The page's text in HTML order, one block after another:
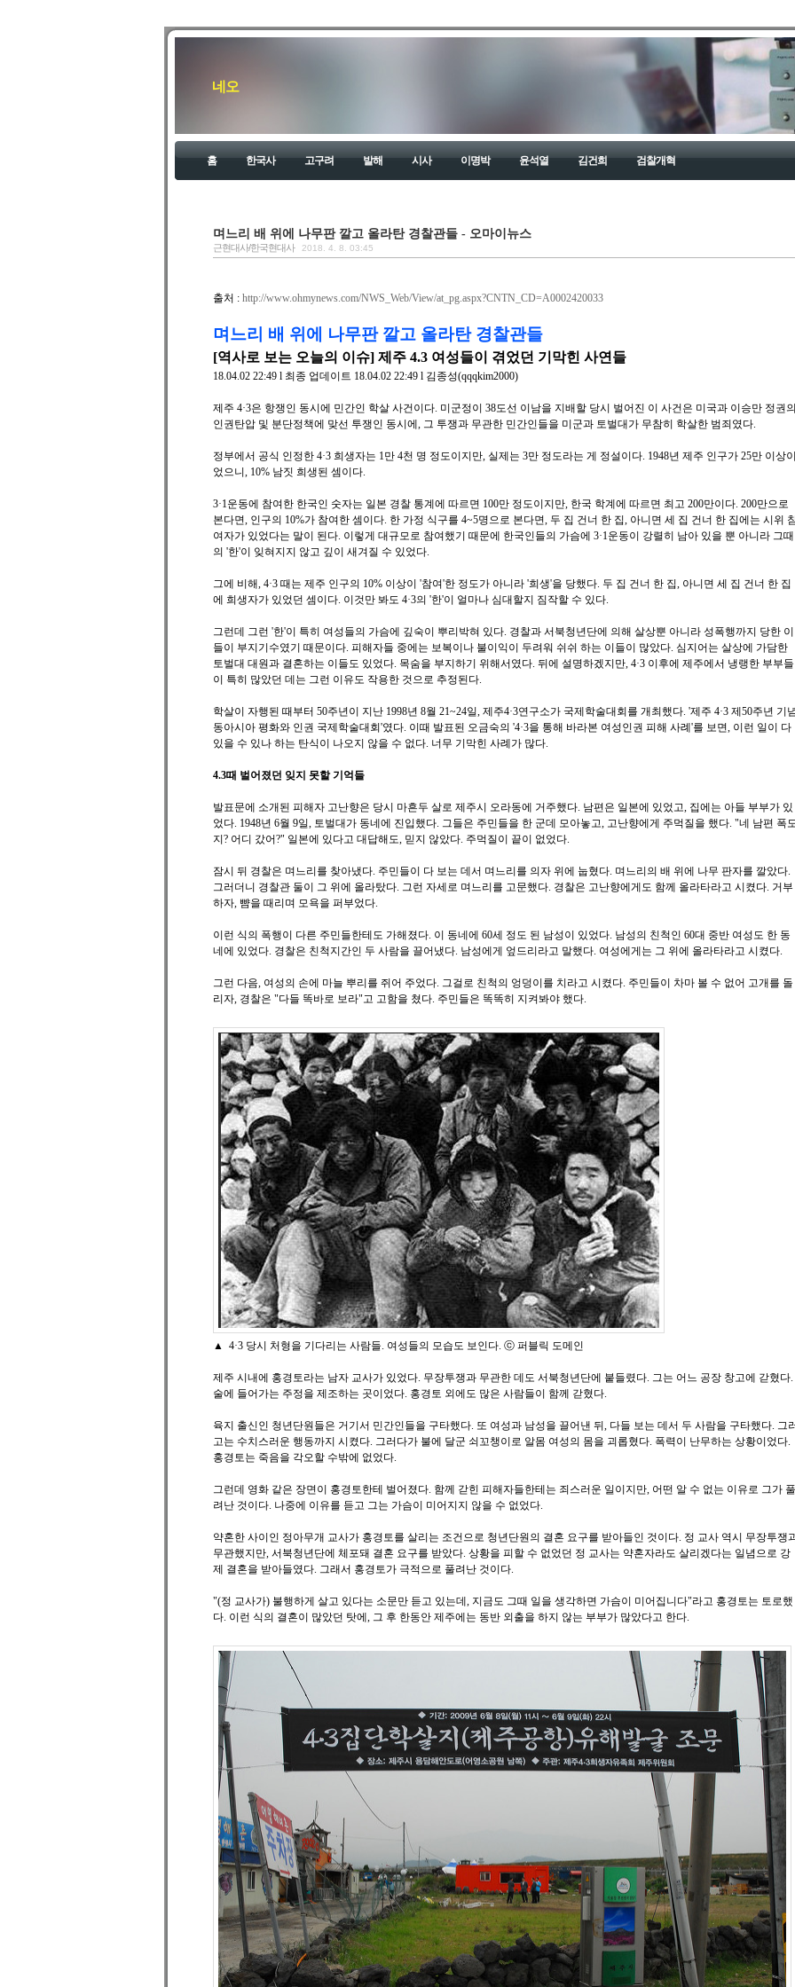
네오
홈 한국사 고구려 발해 시사 이명박 윤석열 김건희 검찰개혁
며느리 배 위에 나무판 깔고 올라탄 경찰관들 - 오마이뉴스
근현대사/한국현대사 2018. 4. 8. 03:45
출처 : http://www.ohmynews.com/NWS_Web/View/at_pg.aspx?CNTN_CD=A0002420033
며느리 배 위에 나무판 깔고 올라탄 경찰관들
[역사로 보는 오늘의 이슈] 제주 4.3 여성들이 겪었던 기막힌 사연들
18.04.02 22:49 l 최종 업데이트 18.04.02 22:49 l 김종성(qqqkim2000)
제주 4·3은 항쟁인 동시에 민간인 학살 사건이다. 미군정이 38도선 이남을 지배할 당시 벌어진 이 사건은 미국과 이승만 정권의
인권탄압 및 분단정책에 맞선 투쟁인 동시에, 그 투쟁과 무관한 민간인들을 미군과 토벌대가 무참히 학살한 범죄였다.
정부에서 공식 인정한 4·3 희생자는 1만 4천 명 정도이지만, 실제는 3만 정도라는 게 정설이다. 1948년 제주 인구가 25만 이상이
었으니, 10% 남짓 희생된 셈이다.
3·1운동에 참여한 한국인 숫자는 일본 경찰 통계에 따르면 100만 정도이지만, 한국 학계에 따르면 최고 200만이다. 200만으로
본다면, 인구의 10%가 참여한 셈이다. 한 가정 식구를 4~5명으로 본다면, 두 집 건너 한 집, 아니면 세 집 건너 한 집에는 시위
여자가 있었다는 말이 된다. 이렇게 대규모로 참여했기 때문에 한국인들의 가슴에 3·1운동이 강렬히 남아 있을 뿐 아니라 그때
의 '한'이 잊혀지지 않고 깊이 새겨질 수 있었다.
그에 비해, 4·3 때는 제주 인구의 10% 이상이 '참여'한 정도가 아니라 '희생'을 당했다. 두 집 건너 한 집, 아니면 세 집 건너 한 집
에 희생자가 있었던 셈이다. 이것만 봐도 4·3의 '한'이 얼마나 심대할지 짐작할 수 있다.
그런데 그런 '한'이 특히 여성들의 가슴에 깊숙이 뿌리박혀 있다. 경찰과 서북청년단에 의해 살상뿐 아니라 성폭행까지 당한 이
들이 부지기수였기 때문이다. 피해자들 중에는 보복이나 불이익이 두려워 쉬쉬 하는 이들이 많았다. 심지어는 살상에 가담한
토벌대 대원과 결혼하는 이들도 있었다. 목숨을 부지하기 위해서였다. 뒤에 설명하겠지만, 4·3 이후에 제주에서 냉랭한 부부들
이 특히 많았던 데는 그런 이유도 작용한 것으로 추정된다.
학살이 자행된 때부터 50주년이 지난 1998년 8월 21~24일, 제주4·3연구소가 국제학술대회를 개최했다. '제주 4·3 제50주년 기념
동아시아 평화와 인권 국제학술대회'였다. 이때 발표된 오금숙의 '4·3을 통해 바라본 여성인권 피해 사례'를 보면, 이런 일이 다
있을 수 있나 하는 탄식이 나오지 않을 수 없다. 너무 기막힌 사례가 많다.
4.3때 벌어졌던 잊지 못할 기억들
발표문에 소개된 피해자 고난향은 당시 마흔두 살로 제주시 오라동에 거주했다. 남편은 일본에 있었고, 집에는 아들 부부가 있
었다. 1948년 6월 9일, 토벌대가 동네에 진입했다. 그들은 주민들을 한 군데 모아놓고, 고난향에게 주먹질을 했다. "네 남편 폭
지? 어디 갔어?" 일본에 있다고 대답해도, 믿지 않았다. 주먹질이 끝이 없었다.
잠시 뒤 경찰은 며느리를 찾아냈다. 주민들이 다 보는 데서 며느리를 의자 위에 눕혔다. 며느리의 배 위에 나무 판자를 깔았다.
그러더니 경찰관 둘이 그 위에 올라탔다. 그런 자세로 며느리를 고문했다. 경찰은 고난향에게도 함께 올라타라고 시켰다. 거부
하자, 뺨을 때리며 모욕을 퍼부었다.
이런 식의 폭행이 다른 주민들한테도 가해졌다. 이 동네에 60세 정도 된 남성이 있었다. 남성의 친척인 60대 중반 여성도 한 동
네에 있었다. 경찰은 친척지간인 두 사람을 끌어냈다. 남성에게 엎드리라고 말했다. 여성에게는 그 위에 올라타라고 시켰다.
그런 다음, 여성의 손에 마늘 뿌리를 쥐어 주었다. 그걸로 친척의 엉덩이를 치라고 시켰다. 주민들이 차마 볼 수 없어 고개를 돌
리자, 경찰은 "다들 똑바로 보라"고 고함을 쳤다. 주민들은 똑똑히 지켜봐야 했다.
▲ 4·3 당시 처형을 기다리는 사람들. 여성들의 모습도 보인다. ⓒ 퍼블릭 도메인
제주 시내에 홍경토라는 남자 교사가 있었다. 무장투쟁과 무관한 데도 서북청년단에 붙들렸다. 그는 어느 공장 창고에 갇혔다.
술에 들어가는 주정을 제조하는 곳이었다. 홍경토 외에도 많은 사람들이 함께 갇혔다.
육지 출신인 청년단원들은 거기서 민간인들을 구타했다. 또 여성과 남성을 끌어낸 뒤, 다들 보는 데서 두 사람을 구타했다. 그
고는 수치스러운 행동까지 시켰다. 그러다가 불에 달군 쇠꼬챙이로 알몸 여성의 몸을 괴롭혔다. 폭력이 난무하는 상황이었다.
홍경토는 죽음을 각오할 수밖에 없었다.
그런데 영화 같은 장면이 홍경토한테 벌어졌다. 함께 갇힌 피해자들한테는 죄스러운 일이지만, 어떤 알 수 없는 이유로 그가 풀
려난 것이다. 나중에 이유를 듣고 그는 가슴이 미어지지 않을 수 없었다.
약혼한 사이인 정아무개 교사가 홍경토를 살리는 조건으로 청년단원의 결혼 요구를 받아들인 것이다. 정 교사 역시 무장투쟁
무관했지만, 서북청년단에 체포돼 결혼 요구를 받았다. 상황을 피할 수 없었던 정 교사는 약혼자라도 살리겠다는 일념으로 강
제 결혼을 받아들였다. 그래서 홍경토가 극적으로 풀려난 것이다.
"(정 교사가) 불행하게 살고 있다는 소문만 듣고 있는데, 지금도 그때 일을 생각하면 가슴이 미어집니다"라고 홍경토는 토로했
다. 이런 식의 결혼이 많았던 탓에, 그 후 한동안 제주에는 동반 외출을 하지 않는 부부가 많았다고 한다.